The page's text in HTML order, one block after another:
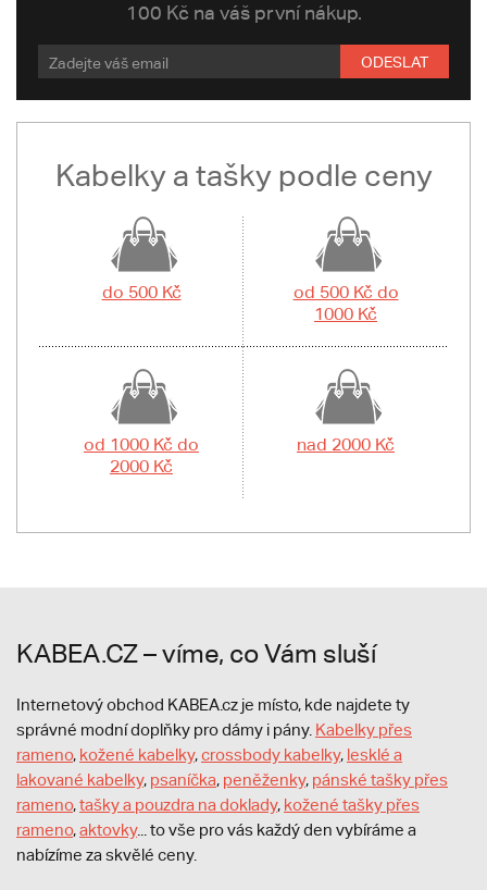
100 Kč na váš první nákup.
ODESLAT
Kabelky a tašky podle ceny
do 500 Kč
od 500 Kč do
1000 Kč
od 1000 Kč do
2000 Kč
nad 2000 Kč
KABEA.CZ – víme, co Vám sluší
Internetový obchod KABEA.cz je místo, kde najdete ty
správné modní doplňky pro dámy i pány. Kabelky přes
rameno, kožené kabelky,crossbody kabelky, lesklé a
lakované kabelky, psaníčka, peněženky, pánské tašky přes
rameno,tašky a pouzdra na doklady, kožené tašky přes
rameno,aktovky... to vše pro vás každý den vybíráme a
nabízíme za skvělé ceny.